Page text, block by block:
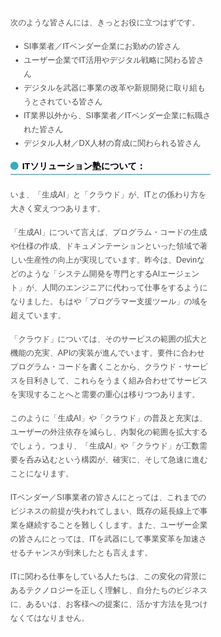
次のような皆さんには、きっとお役に立つはずです。
SI事業者／ITベンダー企業にお勤めの皆さん
ユーザー企業でIT活用やデジタル戦略に関わる皆さ
ん
デジタルを武器に事業の改革や新規開発に取り組も
うとされている皆さん
IT業界以外から、SI事業者／ITベンダー企業に転職さ
れた皆さん
デジタル人材／DX人材の育成に関わられる皆さん
ITソリューション塾について：
いま、「生成AI」と「クラウド」が、ITとの係わり方を
大きく変えつつあります。
「生成AI」について言えば、プログラム・コードの生成
や仕様の作成、ドキュメンテーションといった領域で著
しい生産性の向上が実現しています。昨今は、Devinな
どのような「システム開発を専門とするAIエージェン
ト」が、人間のエンジニアに代わって仕事をするように
なりました。もはや「プログラマー支援ツール」の域を
超えています。
「クラウド」については、そのサービスの範囲の拡大と
機能の充実、APIの実装が進んでいます。要件に合わせ
プログラム・コードを書くことから、クラウド・サービ
スを目利きして、これらをうまく組み合わせてサービス
を実現することへと需要の重心は移りつつあります。
このように「生成AI」や「クラウド」の普及と充実は、
ユーザーの外注依存を減らし、内製化の範囲を拡大する
でしょう。つまり、「生成AI」や「クラウド」が工数需
要を呑み込むという構図が、確実に、そして急速に進む
ことになります。
ITベンダー／SI事業者の皆さんにとっては、これまでの
ビジネスの前提が失われてしまい、既存の延長線上で事
業を継続することを難しくします。また、ユーザー企業
の皆さんにとっては、ITを武器にして事業変革を加速さ
せるチャンスが到来したとも言えます。
ITに関わる仕事をしている人たちは、この変化の背景に
あるテクノロジーを正しく理解し、自分たちのビジネス
に、あるいは、お客様への提案に、活かす方法を見つけ
なくてはなりません。